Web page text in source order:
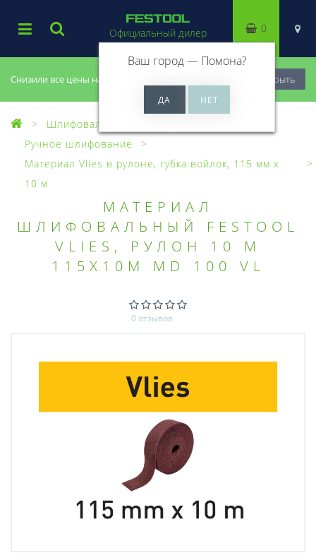
Снизили все цены на 20%, успей купить! Закрыть
Официальный дилер
Ваш город — Помона?
0
Шлифовальный материал
Ручное шлифование
Материал Vlies в рулоне, губка войлок, 115 мм x
10 м
МАТЕРИАЛ
ШЛИФОВАЛЬНЫЙ FESTOOL
VLIES, РУЛОН 10 М
115X10M MD 100 VL
0 отзывов